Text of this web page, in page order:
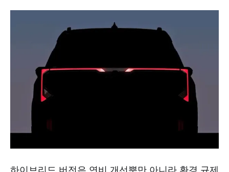
하이브리드 버전은 연비 개선뿐만 아니라 환경 규제